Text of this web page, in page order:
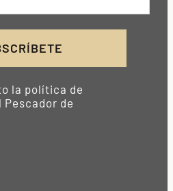
la política de
Pescador de